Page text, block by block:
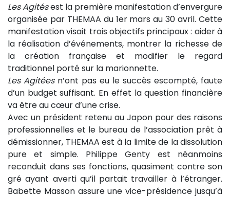
Les Agitésest la première manifestation d’envergure
organisée par THEMAA du 1er mars au 30 avril. Cette
manifestation visait trois objectifs principaux : aider à
la réalisation d’événements, montrer la richesse de
la création française et modifier le regard
traditionnel porté sur la marionnette.
Les Agitéesn’ont pas eu le succès escompté, faute
d’un budget suffisant. En effet la question financière
va être au cœur d’une crise.
Avec un président retenu au Japon pour des raisons
professionnelles et le bureau de l’association prêt à
démissionner, THEMAA est à la limite de la dissolution
pure et simple. Philippe Genty est néanmoins
reconduit dans ses fonctions, quasiment contre son
gré ayant averti qu’il partait travailler à l’étranger.
Babette Masson assure une vice-présidence jusqu’à